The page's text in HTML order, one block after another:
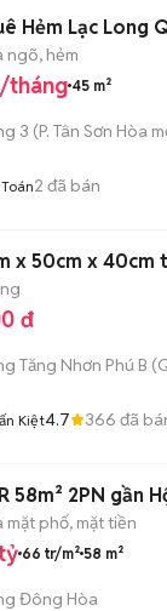
Hẻm Lạc Long
ngõ, hẻm
tháng 45 m²
3 (P. Tân Sơn Hòa
2 đã bán
x 50cm x 40cm
đ
Tăng Nhơn Phú B
Kiệt4.7 366 đã
58m² 2PN gần
mặt phố, mặt tiền
66 tr/m² 58 m²
Đông Hòa